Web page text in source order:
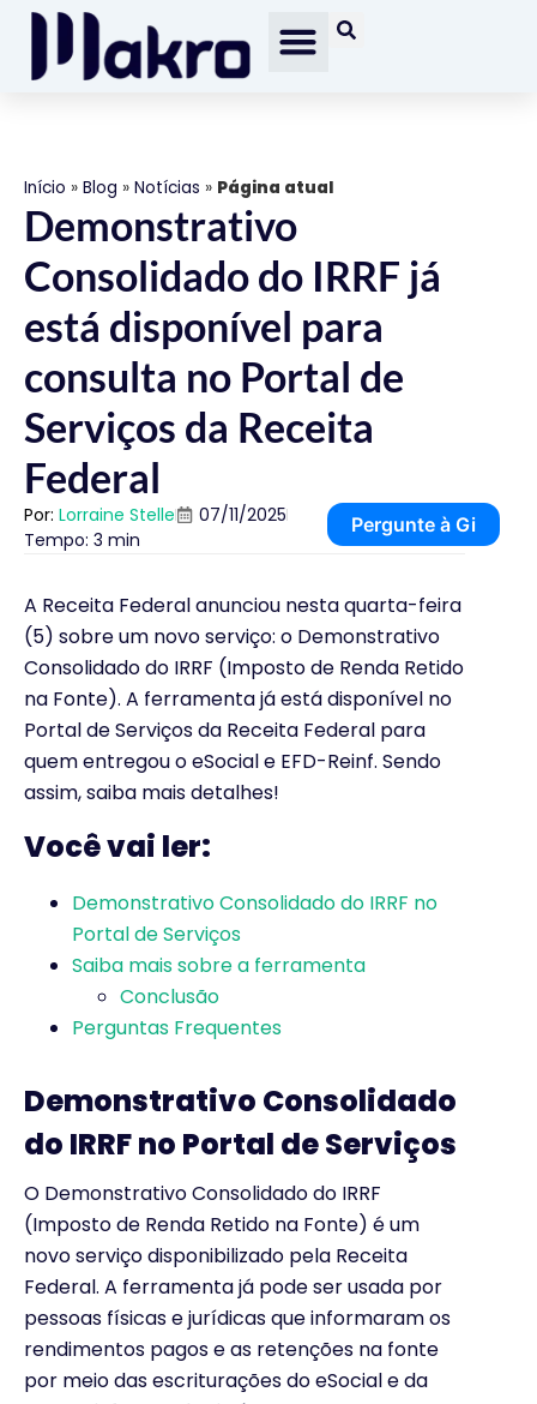
Início » Blog » Notícias » Página atual
Demonstrativo
Consolidado do IRRF já
está disponível para
consulta no Portal de
Serviços da Receita
Federal
Por: Lorraine Stelle
07/11/2025
Tempo: 3 min
Pergunte à Gi
A Receita Federal anunciou nesta quarta-feira
(5) sobre um novo serviço: o Demonstrativo
Consolidado do IRRF (Imposto de Renda Retido
na Fonte). A ferramenta já está disponível no
Portal de Serviços da Receita Federal para
quem entregou o eSocial e EFD-Reinf. Sendo
assim, saiba mais detalhes!
Você vai ler:
Demonstrativo Consolidado do IRRF no
Portal de Serviços
Saiba mais sobre a ferramenta
Conclusão
Perguntas Frequentes
Demonstrativo Consolidado
do IRRF no Portal de Serviços
O Demonstrativo Consolidado do IRRF
(Imposto de Renda Retido na Fonte) é um
novo serviço disponibilizado pela Receita
Federal. A ferramenta já pode ser usada por
pessoas físicas e jurídicas que informaram os
rendimentos pagos e as retenções na fonte
por meio das escriturações do eSocial e da